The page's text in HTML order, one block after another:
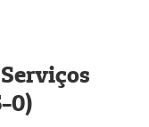
0)